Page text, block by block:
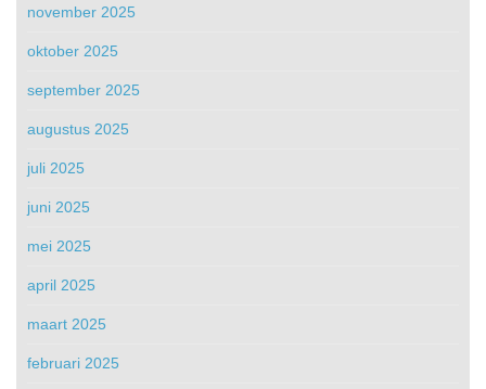
november 2025
oktober 2025
september 2025
augustus 2025
juli 2025
juni 2025
mei 2025
april 2025
maart 2025
februari 2025